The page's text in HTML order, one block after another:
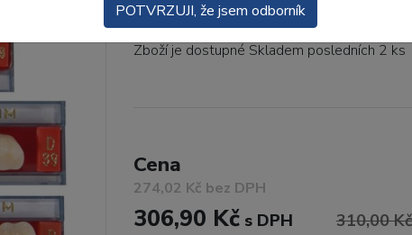
Kód produktu: 803530
Zboží je dostupné Skladem posledních 2 ks
Cena
274,02 Kč bez DPH
306,90 Kč s DPH 310,00 Kč
POTVRZUJI, že jsem odborník